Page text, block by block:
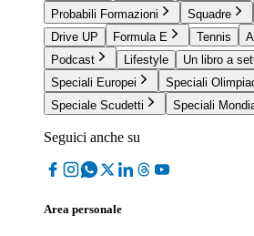
Probabili Formazioni
Squadre
Drive UP
Formula E Tennis
Podcast
Lifestyle
Un libro a
Speciali Europei
Speciali
Speciale Scudetti
Speciali
Seguici anche su
Area personale